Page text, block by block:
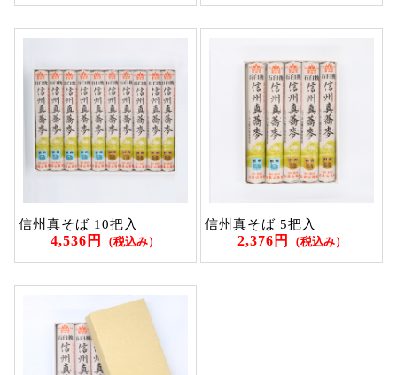
信州真そば 10把入
4,536円 （税込み）
信州真そば 5把入
2,376円 （税込み）